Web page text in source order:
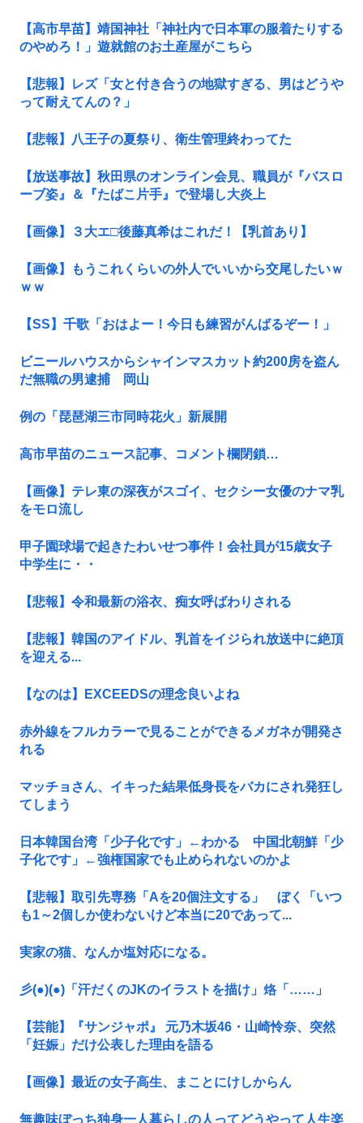
【高市早苗】靖国神社「神社内で日本軍の服着たりする
のやめろ！」遊就館のお土産屋がこちら
【悲報】レズ「女と付き合うの地獄すぎる、男はどうや
って耐えてんの？」
【悲報】八王子の夏祭り、衛生管理終わってた
【放送事故】秋田県のオンライン会見、職員が『バスロ
ーブ姿』＆『たばこ片手』で登場し大炎上
【画像】３大エ□後藤真希はこれだ！【乳首あり】
【画像】もうこれくらいの外人でいいから交尾したいｗ
ｗｗ
【SS】千歌「おはよー！今日も練習がんばるぞー！」
ビニールハウスからシャインマスカット約200房を盗ん
だ無職の男逮捕 岡山
例の「琵琶湖三市同時花火」新展開
高市早苗のニュース記事、コメント欄閉鎖…
【画像】テレ東の深夜がスゴイ、セクシー女優のナマ乳
をモロ流し
甲子園球場で起きたわいせつ事件！会社員が15歳女子
中学生に・・
【悲報】令和最新の浴衣、痴女呼ばわりされる
【悲報】韓国のアイドル、乳首をイジられ放送中に絶頂
を迎える...
【なのは】EXCEEDSの理念良いよね
赤外線をフルカラーで見ることができるメガネが開発さ
れる
マッチョさん、イキった結果低身長をバカにされ発狂し
てしまう
日本韓国台湾「少子化です」←わかる 中国北朝鮮「少
子化です」←強権国家でも止められないのかよ
【悲報】取引先専務「Aを20個注文する」 ぼく「いつ
も1～2個しか使わないけど本当に20であって...
実家の猫、なんか塩対応になる。
彡(●)(●)「汗だくのJKのイラストを描け」烙「……」
【芸能】『サンジャポ』 元乃木坂46・山崎怜奈、突然
「妊娠」だけ公表した理由を語る
【画像】最近の女子高生、まことにけしからん
無趣味ぼっち独身一人暮らしの人ってどうやって人生楽